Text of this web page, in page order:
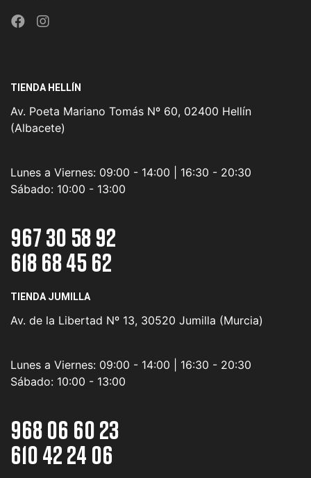
TIENDA HELLÍN
Av. Poeta Mariano Tomás Nº 60, 02400 Hellín
(Albacete)
Lunes a Viernes: 09:00 - 14:00 | 16:30 - 20:30
Sábado: 10:00 - 13:00
967 30 58 92
618 68 45 62
TIENDA JUMILLA
Av. de la Libertad Nº 13, 30520 Jumilla (Murcia)
Lunes a Viernes: 09:00 - 14:00 | 16:30 - 20:30
Sábado: 10:00 - 13:00
968 06 60 23
610 42 24 06